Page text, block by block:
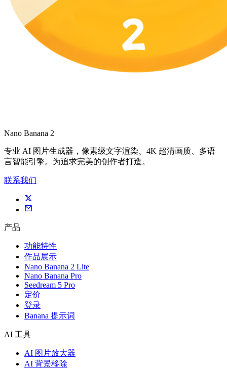
Nano Banana 2
专业 AI 图片生成器，像素级文字渲染、4K 超清画质、多语
言智能引擎。为追求完美的创作者打造。
联系我们
产品
功能特性
作品展示
Nano Banana 2 Lite
Nano Banana Pro
Seedream 5 Pro
定价
登录
Banana 提示词
AI 工具
AI 图片放大器
AI 背景移除